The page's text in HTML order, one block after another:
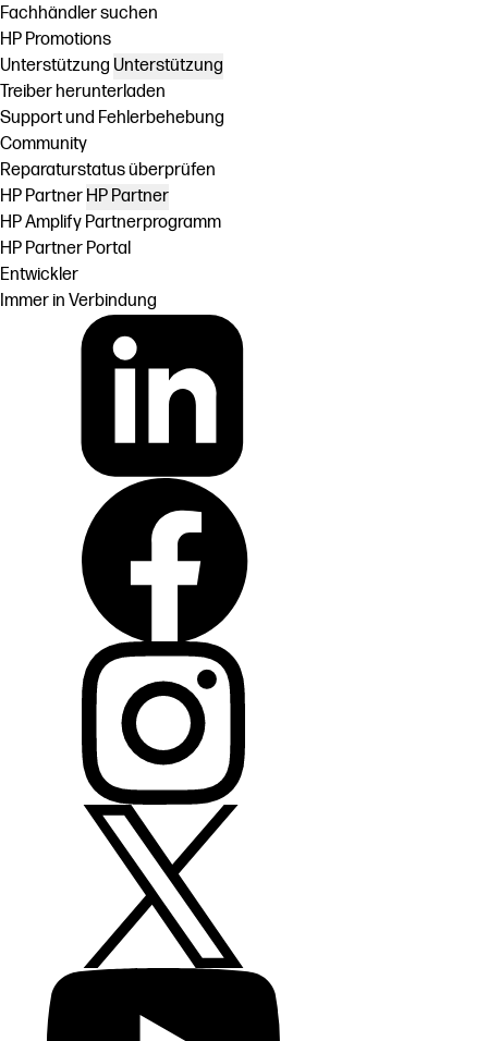
Fachhändler suchen
HP Promotions
Unterstützung Unterstützung
Treiber herunterladen
Support und Fehlerbehebung
Community
Reparaturstatus überprüfen
HP Partner HP Partner
HP Amplify Partnerprogramm
HP Partner Portal
Entwickler
Immer in Verbindung